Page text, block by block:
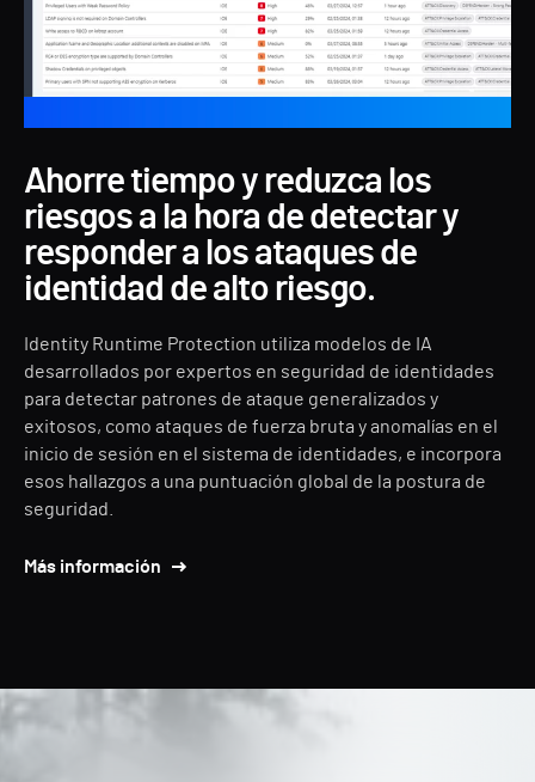
Ahorre tiempo y reduzca los
riesgos a la hora de detectar y
responder a los ataques de
identidad de alto riesgo.
Identity Runtime Protection utiliza modelos de IA
desarrollados por expertos en seguridad de identidades
para detectar patrones de ataque generalizados y
exitosos, como ataques de fuerza bruta y anomalías en el
inicio de sesión en el sistema de identidades, e incorpora
esos hallazgos a una puntuación global de la postura de
seguridad.
Más información